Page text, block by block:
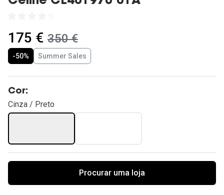
agora:
175 € era:
350 €
-50% Summer Sales
Cor:
Cinza / Preto
Procurar uma loja